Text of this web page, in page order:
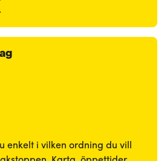
enkelt i vilken ordning du vill